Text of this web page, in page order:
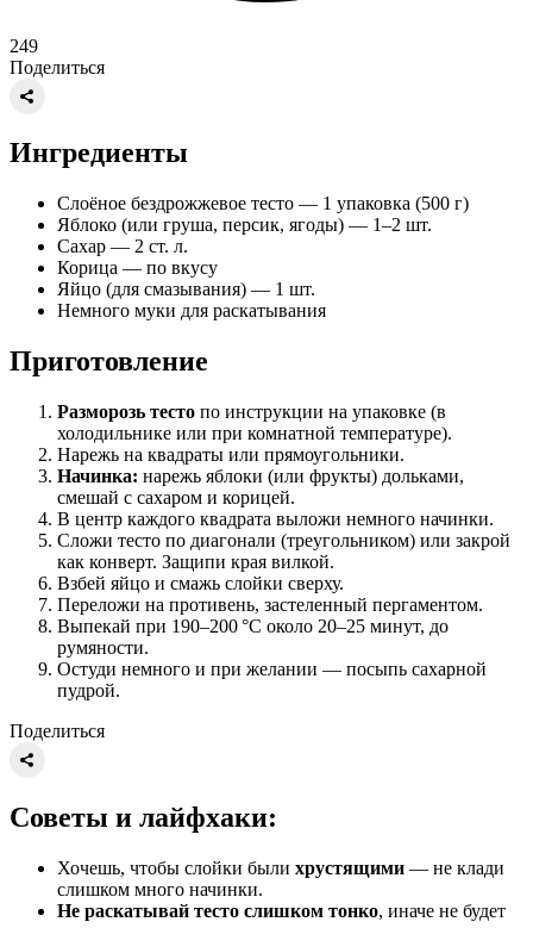
249
Поделиться
Ингредиенты
Слоёное бездрожжевое тесто — 1 упаковка (500 г)
Яблоко (или груша, персик, ягоды) — 1–2 шт.
Сахар — 2 ст. л.
Корица — по вкусу
Яйцо (для смазывания) — 1 шт.
Немного муки для раскатывания
Приготовление
Разморозь тесто по инструкции на упаковке (в
холодильнике или при комнатной температуре).
Нарежь на квадраты или прямоугольники.
Начинка: нарежь яблоки (или фрукты) дольками,
смешай с сахаром и корицей.
В центр каждого квадрата выложи немного начинки.
Сложи тесто по диагонали (треугольником) или закрой
как конверт. Защипи края вилкой.
Взбей яйцо и смажь слойки сверху.
Переложи на противень, застеленный пергаментом.
Выпекай при 190–200 °C около 20–25 минут, до
румяности.
Остуди немного и при желании — посыпь сахарной
пудрой.
Поделиться
Советы и лайфхаки:
Хочешь, чтобы слойки были хрустящими — не клади
слишком много начинки.
Не раскатывай тесто слишком тонко, иначе не будет